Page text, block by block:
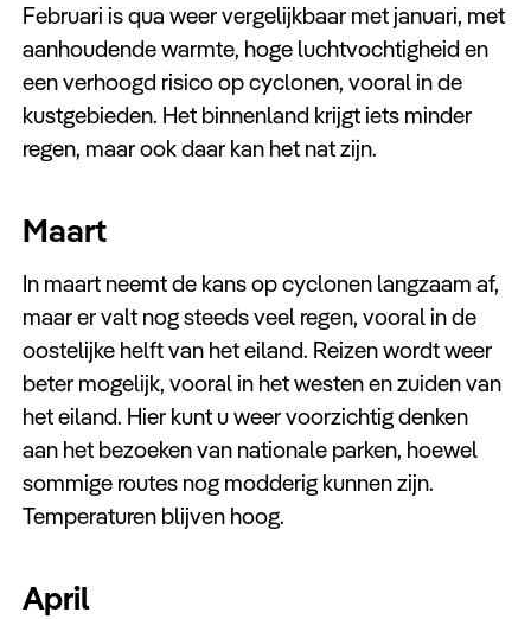
Februari is qua weer vergelijkbaar met januari, met
aanhoudende warmte, hoge luchtvochtigheid en
een verhoogd risico op cyclonen, vooral in de
kustgebieden. Het binnenland krijgt iets minder
regen, maar ook daar kan het nat zijn.
Maart
In maart neemt de kans op cyclonen langzaam af,
maar er valt nog steeds veel regen, vooral in de
oostelijke helft van het eiland. Reizen wordt weer
beter mogelijk, vooral in het westen en zuiden van
het eiland. Hier kunt u weer voorzichtig denken
aan het bezoeken van nationale parken, hoewel
sommige routes nog modderig kunnen zijn.
Temperaturen blijven hoog.
April